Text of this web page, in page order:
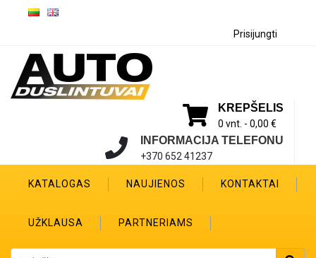
Prisijungti
KREPŠELIS
0 vnt. - 0,00 €
INFORMACIJA TELEFONU
+370 652 41237
KATALOGAS NAUJIENOS KONTAKTAI
UŽKLAUSA PARTNERIAMS